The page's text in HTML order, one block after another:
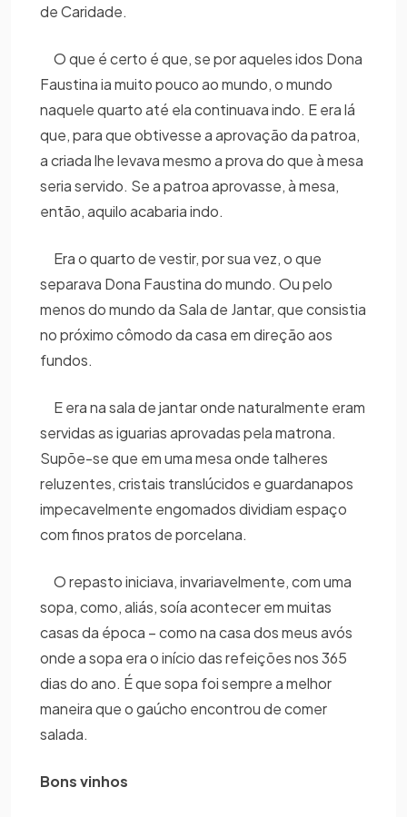
de Caridade.
O que é certo é que, se por aqueles idos Dona
Faustina ia muito pouco ao mundo, o mundo
naquele quarto até ela continuava indo. E era lá
que, para que obtivesse a aprovação da patroa,
a criada lhe levava mesmo a prova do que à mesa
seria servido. Se a patroa aprovasse, à mesa,
então, aquilo acabaria indo.
Era o quarto de vestir, por sua vez, o que
separava Dona Faustina do mundo. Ou pelo
menos do mundo da Sala de Jantar, que consistia
no próximo cômodo da casa em direção aos
fundos.
E era na sala de jantar onde naturalmente eram
servidas as iguarias aprovadas pela matrona.
Supõe-se que em uma mesa onde talheres
reluzentes, cristais translúcidos e guardanapos
impecavelmente engomados dividiam espaço
com finos pratos de porcelana.
O repasto iniciava, invariavelmente, com uma
sopa, como, aliás, soía acontecer em muitas
casas da época – como na casa dos meus avós
onde a sopa era o início das refeições nos 365
dias do ano. É que sopa foi sempre a melhor
maneira que o gaúcho encontrou de comer
salada.
Bons vinhos